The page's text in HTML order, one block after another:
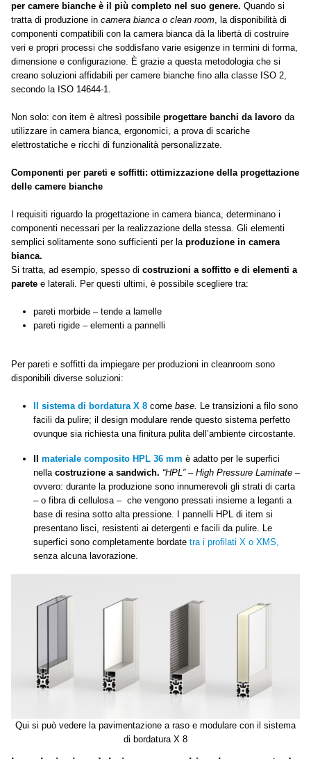
per camere bianche è il più completo nel suo genere. Quando si
tratta di produzione in camera bianca o clean room, la disponibilità di
componenti compatibili con la camera bianca dà la libertà di costruire
veri e propri processi che soddisfano varie esigenze in termini di forma,
dimensione e configurazione. È grazie a questa metodologia che si
creano soluzioni affidabili per camere bianche fino alla classe ISO 2,
secondo la ISO 14644-1.
Non solo: con item è altresì possibile progettare banchi da lavoro da
utilizzare in camera bianca, ergonomici, a prova di scariche
elettrostatiche e ricchi di funzionalità personalizzate.
Componenti per pareti e soffitti: ottimizzazione della progettazione
delle camere bianche
I requisiti riguardo la progettazione in camera bianca, determinano i
componenti necessari per la realizzazione della stessa. Gli elementi
semplici solitamente sono sufficienti per la produzione in camera
bianca.
Si tratta, ad esempio, spesso di costruzioni a soffitto e di elementi a
parete e laterali. Per questi ultimi, è possibile scegliere tra:
pareti morbide – tende a lamelle
pareti rigide – elementi a pannelli
Per pareti e soffitti da impiegare per produzioni in cleanroom sono
disponibili diverse soluzioni:
Il sistema di bordatura X 8 come base. Le transizioni a filo sono
facili da pulire; il design modulare rende questo sistema perfetto
ovunque sia richiesta una finitura pulita dell’ambiente circostante.
materiale composito HPL 36 mm è adatto per le superfici
nella costruzione a sandwich. “HPL” – High Pressure Laminate –
ovvero: durante la produzione sono innumerevoli gli strati di carta
– o fibra di cellulosa – che vengono pressati insieme a leganti a
base di resina sotto alta pressione. I pannelli HPL di item si
presentano lisci, resistenti ai detergenti e facili da pulire. Le
superfici sono completamente bordate tra i profilati X o XMS,
senza alcuna lavorazione.
Qui si può vedere la pavimentazione a raso e modulare con il sistema
di bordatura X 8